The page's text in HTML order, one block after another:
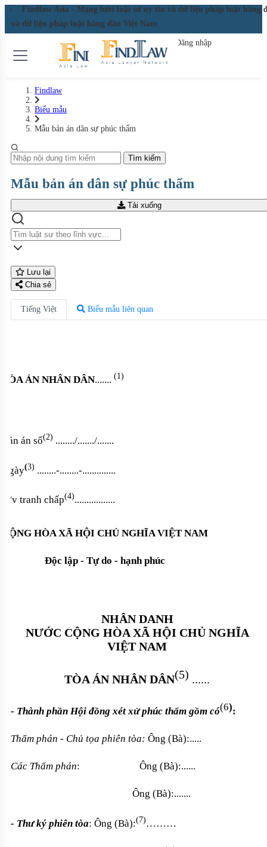
Findlaw Asia - Mạng lưới luật sư uy tín và dữ liệu pháp luật hàng
Findlaw Asia - Mạng lưới luật sư uy tín và dữ liệu pháp luật hàng
Đăng nhập
Findlaw
Biểu mẫu
Mẫu bản án dân sự phúc thẩm
Tìm kiếm
Mẫu bản án dân sự phúc thẩm
Tải xuống
Lưu lại
Chia sẻ
Tiếng Việt Biểu mẫu liên quan
TÒA ÁN NHÂN DÂN....... (1)
Bản án số(2) ......../......./.......
Ngày(3) ........-........-..............
V/v tranh chấp(4).................
CỘNG HÒA XÃ HỘI CHỦ NGHĨA VIỆT NAM
Độc lập - Tự do - hạnh phúc
NHÂN DANH
NƯỚC CỘNG HÒA XÃ HỘI CHỦ NGHĨA
VIỆT NAM
TÒA ÁN NHÂN DÂN(5) ......
- Thành phần Hội đồng xét xử phúc thẩm gồm có(6):
Thẩm phán - Chủ tọa phiên tòa: Ông (Bà):.....
Các Thẩm phán: Ông (Bà):......
Ông (Bà):.......
- Thư ký phiên tòa: Ông (Bà):(7)………